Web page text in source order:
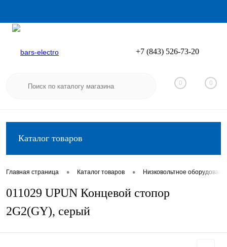
Вход
+7 (843) 526-73-20
0 0
Каталог товаров
Главная страница • Каталог товаров • Низковольтное
011029 UPUN Концевой стопор
2G2(GY), серый